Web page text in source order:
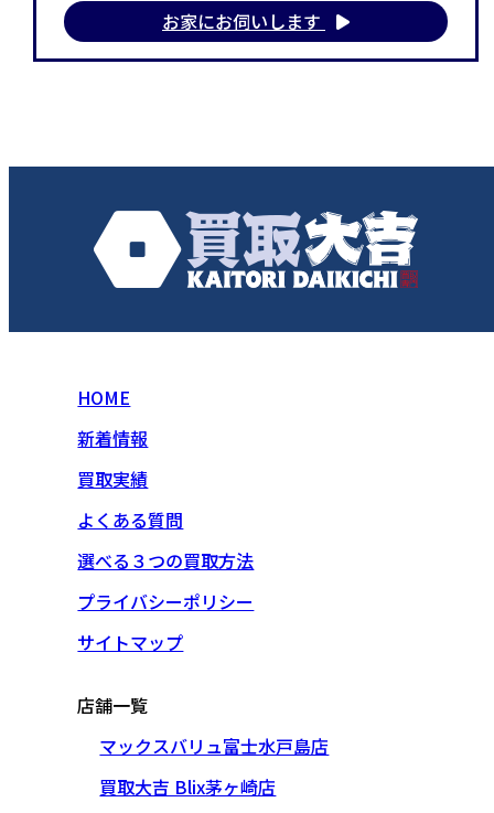
お家にお伺いします
HOME
新着情報
買取実績
よくある質問
選べる３つの買取方法
プライバシーポリシー
サイトマップ
店舗一覧
マックスバリュ富士水戸島店
買取大吉 Blix茅ヶ崎店